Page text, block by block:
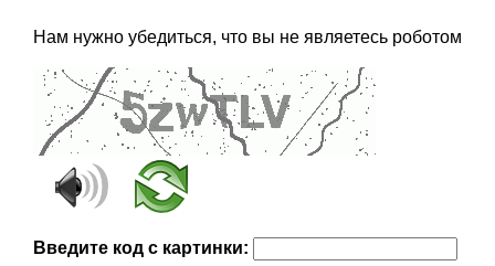
Нам нужно убедиться, что вы не являетесь роботом
Введите код с картинки: